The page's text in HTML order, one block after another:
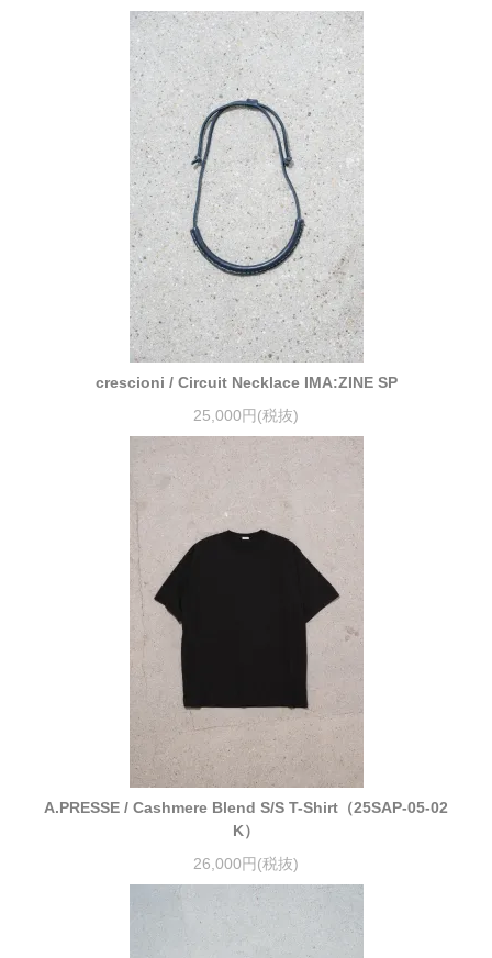
crescioni / Circuit Necklace IMA:ZINE SP
25,000円(税抜)
A.PRESSE / Cashmere Blend S/S T-Shirt（25SAP-05-02
K）
26,000円(税抜)